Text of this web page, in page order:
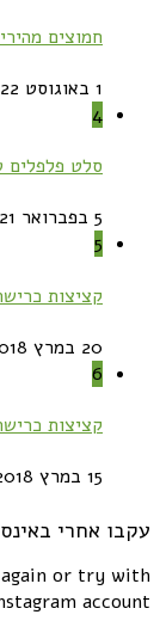
חמוצים
1 באוגוסט 2022
4
סלט פלפלים
5 בפברואר 2021
5
קציצות
20 במרץ 2018
6
קציצות
15 במרץ 2018
עקבו אחרי
again or try with
account.